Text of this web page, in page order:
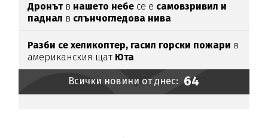
Дронътв нашето небе се е самовзривил и
паднал в слънчогледова нива
Разби се хеликоптер, гасил горски пожари в
американския щат Юта
Всички новини от днес: 64